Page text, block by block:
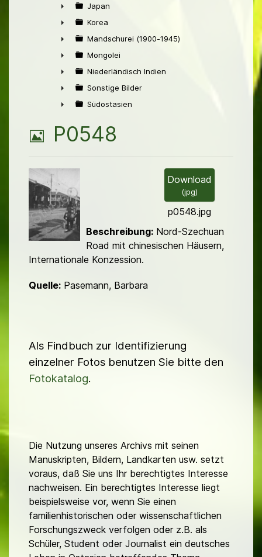
►
►
Japan
►
Korea
►
Mandschurei (1900-1945)
►
Mongolei
►
Niederländisch Indien
►
Sonstige Bilder
Südostasien
B
l
d
P0548
Download
(jpg)
p0548.jpg
Beschreibung:Nord-Szechuan
Road mit chinesischen Häusern,
Internationale Konzession.
Quelle: Pasemann, Barbara
Als Findbuch zur Identifizierung
einzelner Fotos benutzen Sie bitte den
Fotokatalog.
Die Nutzung unseres Archivs mit seinen
Manuskripten, Bildern, Landkarten usw. setzt
voraus, daß Sie uns Ihr berechtigtes Interesse
nachweisen. Ein berechtigtes Interesse liegt
beispielsweise vor, wenn Sie einen
familienhistorischen oder wissenschaftlichen
Forschungszweck verfolgen oder z.B. als
Schüler, Student oder Journalist ein deutsches